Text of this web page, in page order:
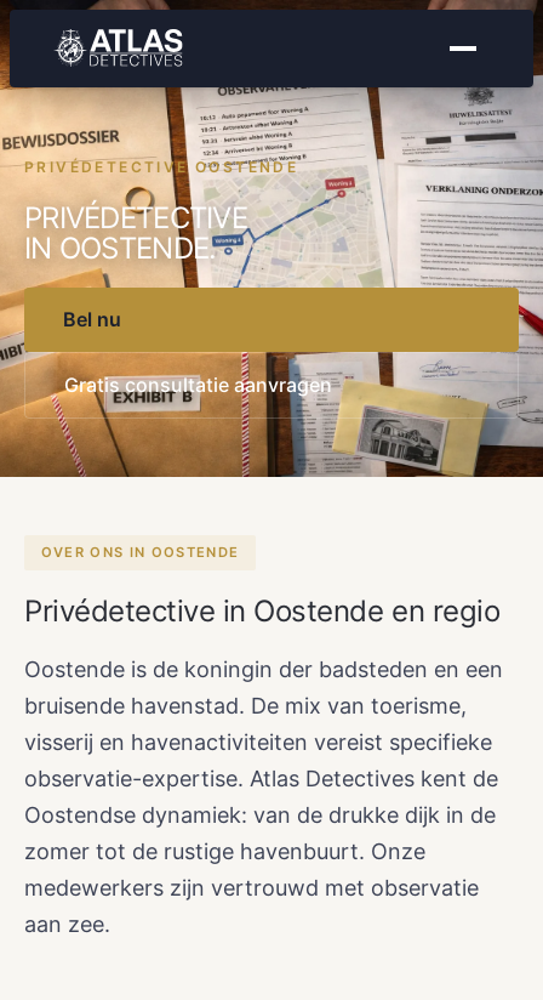
PRIVÉDETECTIVE OOSTENDE
PRIVÉDETECTIVE
IN OOSTENDE.
Bel nu
Gratis consultatie aanvragen
OVER ONS IN OOSTENDE
Privédetective in Oostende en regio
Oostende is de koningin der badsteden en een
bruisende havenstad. De mix van toerisme,
visserij en havenactiviteiten vereist specifieke
observatie-expertise. Atlas Detectives kent de
Oostendse dynamiek: van de drukke dijk in de
zomer tot de rustige havenbuurt. Onze
medewerkers zijn vertrouwd met observatie
aan zee.